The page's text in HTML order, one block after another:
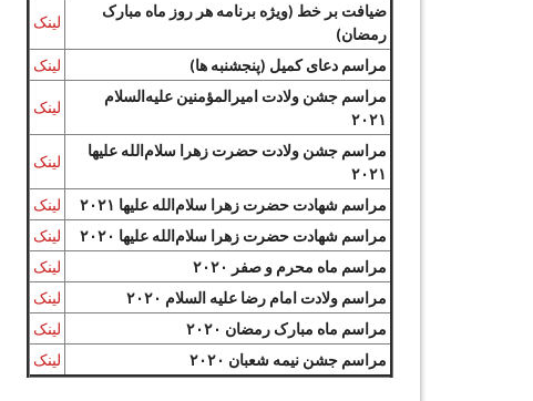
ضیافت بر خط (ویژه برنامه هر روز ماه مبارک
رمضان)
لینک
مراسم دعای کمیل (پنجشنبه ها)
لینک
مراسم جشن ولادت امیرالمؤمنین علیه‌السلام
۲۰۲۱
لینک
مراسم جشن ولادت حضرت زهرا سلام‌الله علیها
۲۰۲۱
لینک
مراسم شهادت حضرت زهرا سلام‌الله علیها ۲۰۲۱
لینک
مراسم شهادت حضرت زهرا سلام‌الله علیها ۲۰۲۰
لینک
مراسم ماه محرم و صفر ۲۰۲۰
لینک
مراسم ولادت امام رضا علیه السلام ۲۰۲۰
لینک
مراسم ماه مبارک رمضان ۲۰۲۰
لینک
مراسم جشن نیمه شعبان ۲۰۲۰
لینک